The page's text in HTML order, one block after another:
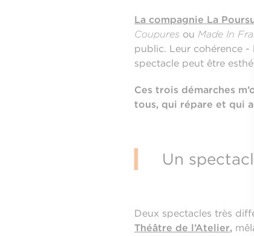
La compagnie La
Coupures ou Made In
public. Leur cohérence -
spectacle peut être
Ces trois démarches
tous, qui répare et qui
Un
Deux spectacles très
Théâtre de l’Atelier,